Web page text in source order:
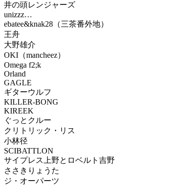
井の頭レンジャーズ
unizzz…
ebatee&knak28（三茶番外地）
王舟
大野雄介
OKI（mancheez）
Omega f2;k
Orland
GAGLE
ギターウルフ
KILLER-BONG
KIREEK
ぐっとクルー
クリトリック・リス
小林径
SCIBATTLON
サイプレス上野とロベルト吉野
ささきりょうた
ジ・オーパーツ